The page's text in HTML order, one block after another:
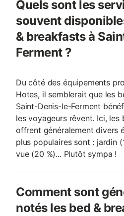
Quels sont les
souvent
& breakfasts à
Ferment ?
Du côté des équipements
Hotes, il semblerait que les
Saint-Denis-le-Ferment
les voyageurs rêvent. Ici, les
offrent généralement divers
plus populaires sont : jardin
vue (20 %)... Plutôt sympa !
Comment sont
notés les bed &